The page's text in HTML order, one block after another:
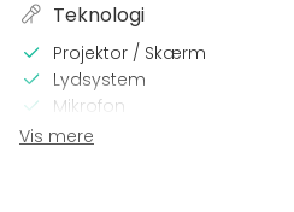
Teknologi
Projektor / Skærm
Lydsystem
Mikrofon
WiFi
Vis mere